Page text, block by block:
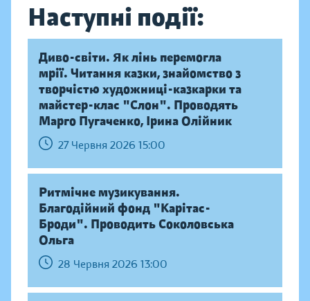
Наступні події:
Диво-світи. Як лінь перемогла
мрії. Читання казки, знайомство з
творчістю художниці-казкарки та
майстер-клас "Слон". Проводять
Марго Пугаченко, Ірина Олійник
27 Червня 2026 15:00
Ритмічне музикування.
Благодійний фонд "Карітас-
Броди". Проводить Соколовська
Ольга
28 Червня 2026 13:00